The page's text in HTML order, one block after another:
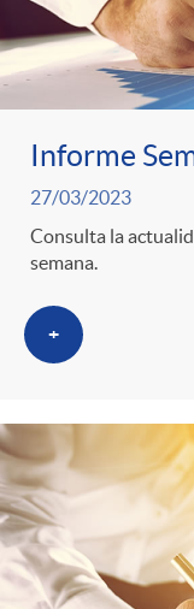
Informe
27/03/2023
Consulta la
semana.
+